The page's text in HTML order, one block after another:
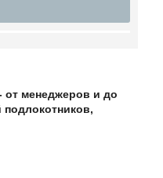
от менеджеров и до